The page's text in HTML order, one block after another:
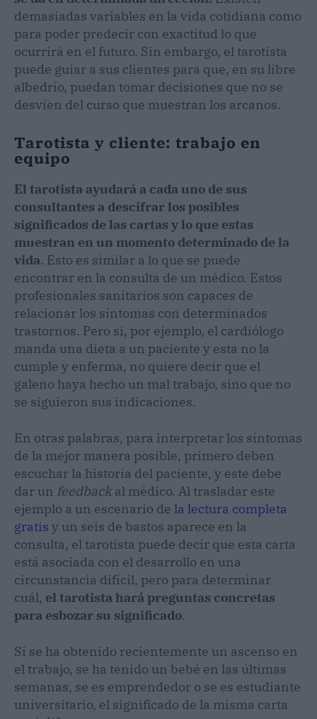
demasiadas variables en la vida cotidiana como
para poder predecir con exactitud lo que
ocurrirá en el futuro. Sin embargo, el tarotista
puede guiar a sus clientes para que, en su libre
albedrío, puedan tomar decisiones que no se
desvíen del curso que muestran los arcanos.
Tarotista y cliente: trabajo en
equipo
El tarotista ayudará a cada uno de sus
consultantes a descifrar los posibles
significados de las cartas y lo que estas
muestran en un momento determinado de la
vida. Esto es similar a lo que se puede
encontrar en la consulta de un médico. Estos
profesionales sanitarios son capaces de
relacionar los síntomas con determinados
trastornos. Pero si, por ejemplo, el cardiólogo
manda una dieta a un paciente y esta no la
cumple y enferma, no quiere decir que el
galeno haya hecho un mal trabajo, sino que no
se siguieron sus indicaciones.
En otras palabras, para interpretar los síntomas
de la mejor manera posible, primero deben
escuchar la historia del paciente, y este debe
dar un feedbackal médico. Al trasladar este
ejemplo a un escenario de la lectura completa
gratis y un seis de bastos aparece en la
consulta, el tarotista puede decir que esta carta
está asociada con el desarrollo en una
circunstancia difícil, pero para determinar
cuál, el tarotista hará preguntas concretas
para esbozar su significado.
Si se ha obtenido recientemente un ascenso en
el trabajo, se ha tenido un bebé en las últimas
semanas, se es emprendedor o se es estudiante
universitario, el significado de la misma carta